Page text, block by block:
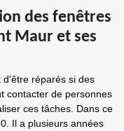
des fenêtres
Maur et ses
d'être réparés si des
contacter de personnes
ces tâches. Dans ce
Il a plusieurs années